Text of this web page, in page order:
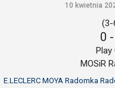
10 kwietnia
(3-
0 -
Play
MOSiR
E.LECLERC MOYA Radomka